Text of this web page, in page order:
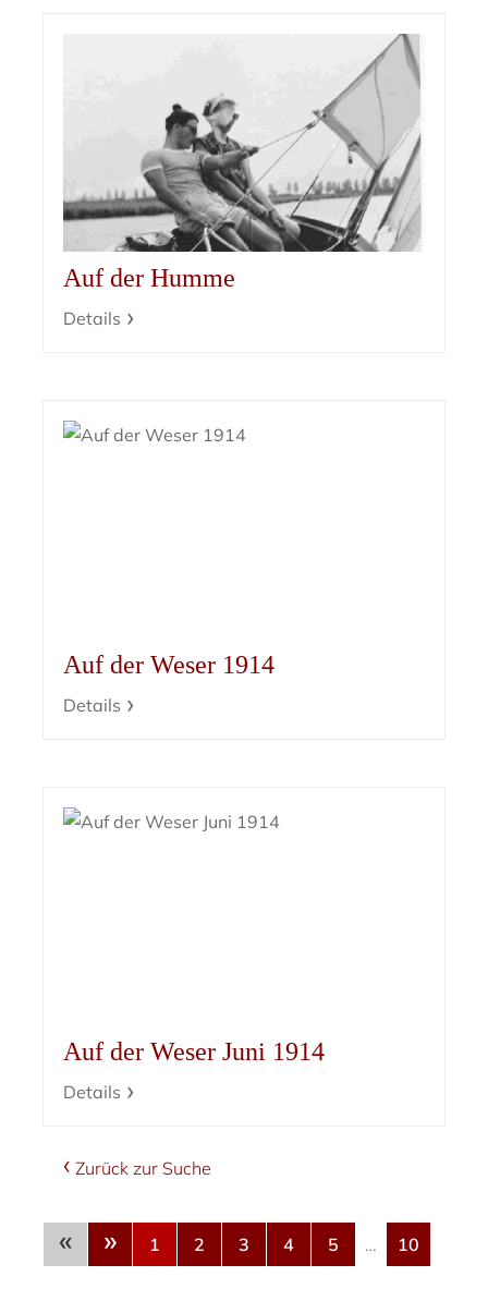
Auf der Humme
Details
Auf der Weser 1914
Details
Auf der Weser Juni 1914
Details
Zurück zur Suche
« » 1 2 3 4 5 … 10